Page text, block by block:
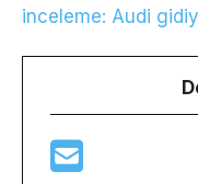
inceleme: Audi